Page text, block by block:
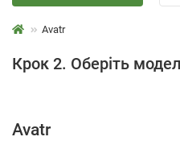
Avatr
Крок 2. Оберіть
Avatr